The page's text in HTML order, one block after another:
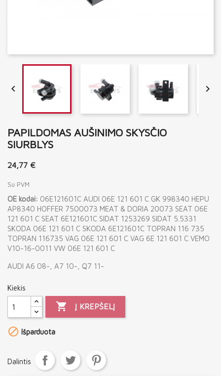
 
PAPILDOMAS AUŠINIMO SKYSČIO
SIURBLYS
24,77 €
Su PVM
OE kodai: 06E121601C AUDI 06E 121 601 C GK 998340 HEPU
AP8340 HOFFER 7500073 MEAT & DORIA 20073 SEAT 06E
121 601 C SEAT 6E121601C SIDAT 1253269 SIDAT 5.5331
SKODA 06E 121 601 C SKODA 6E121601C TOPRAN 116 735
TOPRAN 116735 VAG 06E 121 601 C VAG 6E 121 601 C VEMO
V10-16-0011 VW 06E 121 601 C
AUDI A6 08-, A7 10-, Q7 11-
Kiekis
 Į KREPŠELĮ
 Išparduota
Dalintis